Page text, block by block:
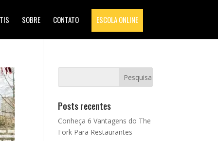
SOBRE CONTATO ESCOLA ONLINE
Posts recentes
Conheça 6 Vantagens do The
Fork Para Restaurantes